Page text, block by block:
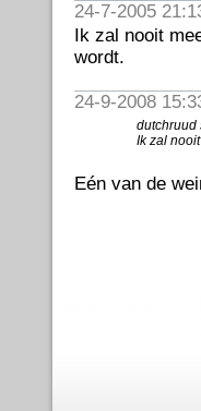
24-7-2005
Ik zal nooit
wordt.
24-9-2008
dutchruud
Ik zal
Eén van de